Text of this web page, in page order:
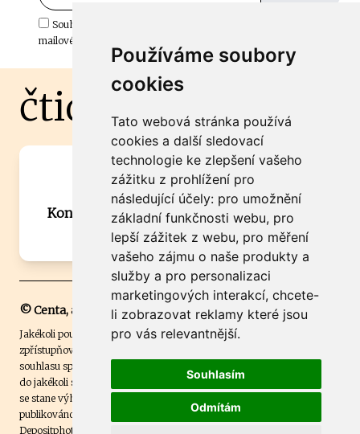
Používáme soubory
cookies
Tato webová stránka používá
cookies a další sledovací
technologie ke zlepšení vašeho
zážitku z prohlížení pro
následující účely: pro umožnění
základní funkčnosti webu, pro
lepší zážitek z webu, pro měření
vašeho zájmu o naše produkty a
služby a pro personalizaci
marketingových interakcí, chcete-
li zobrazovat reklamy které jsou
pro vás relevantnější.
Souhlasím
Odmítám
Souhlasím s odběrem důležitých zpráv ze ČtiDoma.cz do mé e-
mailové schránky.
čtidoma.cz
Máte zajímavou informaci? Chcete
spolupracovat?
Kontaktujte šéfredaktora Martina Chalupu:
chalupa@ctidoma.cz
© Centa, a.s.
Jakékoli použití obsahu včetně převzetí, šíření či dalšího užití a
zpřístupňování textových či obrazových materiálů bez písemného
souhlasu společnosti Centa,a.s. je zakázáno. Čtenář svým přihlášením
do jakékoli soutěže na našem webu dává souhlas s tím, že v případě, že
se stane výhercem této soutěže, může být jeho jméno na webu
publikováno. Centa, a.s. využívala licenci ČTK a využívá fotografie z
Depositphotos